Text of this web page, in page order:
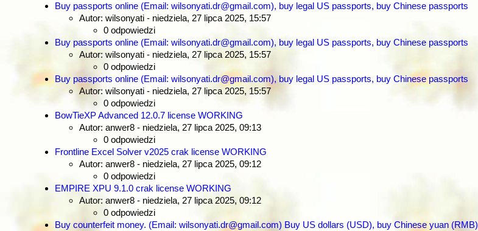
Buy passports online (Email: wilsonyati.dr@gmail.com), buy legal US passports, buy Chinese passports
Autor: wilsonyati - niedziela, 27 lipca 2025, 15:57
0 odpowiedzi
Buy passports online (Email: wilsonyati.dr@gmail.com), buy legal US passports, buy Chinese passports
Autor: wilsonyati - niedziela, 27 lipca 2025, 15:57
0 odpowiedzi
Buy passports online (Email: wilsonyati.dr@gmail.com), buy legal US passports, buy Chinese passports
Autor: wilsonyati - niedziela, 27 lipca 2025, 15:57
0 odpowiedzi
BowTieXP Advanced 12.0.7 license WORKING
Autor: anwer8 - niedziela, 27 lipca 2025, 09:13
0 odpowiedzi
Frontline Excel Solver v2025 crak license WORKING
Autor: anwer8 - niedziela, 27 lipca 2025, 09:12
0 odpowiedzi
EMPIRE XPU 9.1.0 crak license WORKING
Autor: anwer8 - niedziela, 27 lipca 2025, 09:12
0 odpowiedzi
Buy counterfeit money. (Email: wilsonyati.dr@gmail.com) Buy US dollars (USD), buy Chinese yuan (RMB)